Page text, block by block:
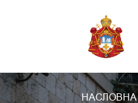
НАСЛОВНА